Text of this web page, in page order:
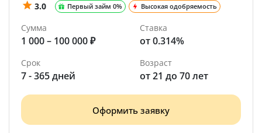
3.0 Первый займ 0% Высокая одобряемость
Сумма
1 000 – 100 000 ₽
Ставка
от 0.314%
Срок
7 - 365 дней
Возраст
от 21 до 70 лет
Оформить заявку